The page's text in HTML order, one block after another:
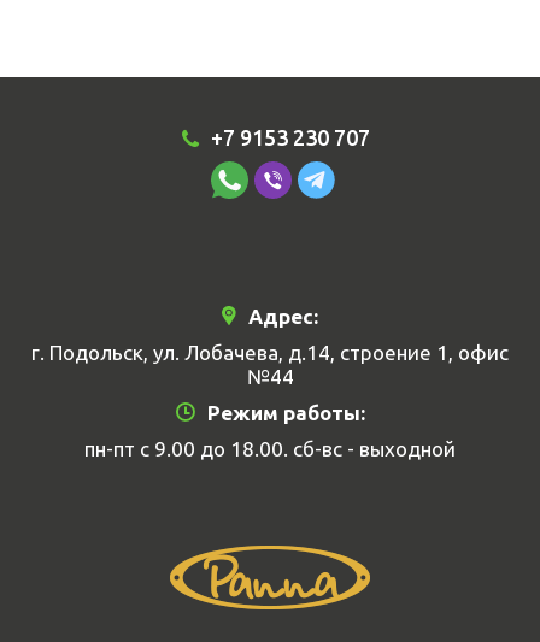
+7 9153 230 707
Адрес:
г. Подольск, ул. Лобачева, д.14, строение 1, офис
№44
Режим работы:
пн-пт с 9.00 до 18.00. сб-вс - выходной